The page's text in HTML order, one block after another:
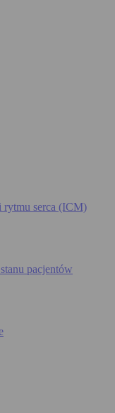
rytmu serca (ICM)
pacjentów